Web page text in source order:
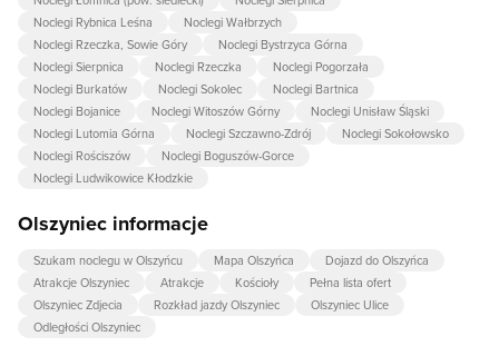
Noclegi Rybnica Leśna
Noclegi Wałbrzych
Noclegi Rzeczka, Sowie Góry
Noclegi Bystrzyca Górna
Noclegi Sierpnica
Noclegi Rzeczka
Noclegi Pogorzała
Noclegi Burkatów
Noclegi Sokolec
Noclegi Bartnica
Noclegi Bojanice
Noclegi Witoszów Górny
Noclegi Unisław Śląski
Noclegi Lutomia Górna
Noclegi Szczawno-Zdrój
Noclegi Sokołowsko
Noclegi Rościszów
Noclegi Boguszów-Gorce
Noclegi Ludwikowice Kłodzkie
Olszyniec informacje
Szukam noclegu w Olszyńcu Mapa Olszyńca
Dojazd do Olszyńca
Atrakcje Olszyniec
Atrakcje Kościoły
Pełna lista ofert
Olszyniec Zdjecia
Rozkład jazdy Olszyniec
Olszyniec Ulice
Odległości Olszyniec